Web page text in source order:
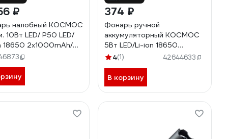
₽
налобный КОСМОС
10Вт LED/ P50 LED/
18650 2x1000mAh/
USB Type-C,
374 ₽
Фонарь ручной
аккумуляторный КОСМОС
5Вт LED/Li-ion 18650
1200mAh/ABS-пластик/USB
4(1) 42644633
В корзину